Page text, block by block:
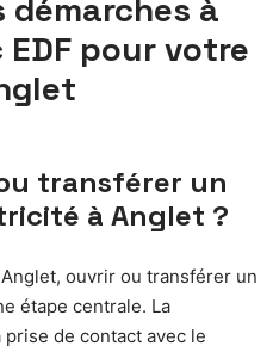
démarches à
pour votre
transférer un
à Anglet ?
ouvrir ou transférer un
étape centrale. La
de contact avec le